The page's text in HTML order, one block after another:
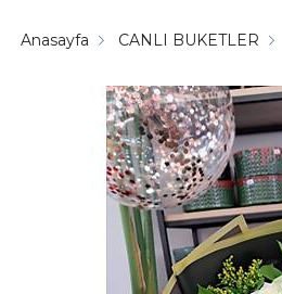
Anasayfa CANLI BUKETLER